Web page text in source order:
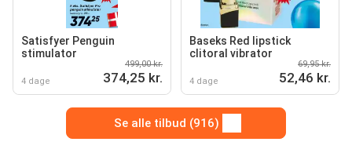
Satisfyer Penguin
stimulator
4 dage
499,00 kr.
374,25 kr.
Baseks Red lipstick
clitoral vibrator
4 dage
69,95 kr.
52,46 kr.
Se alle tilbud (916)